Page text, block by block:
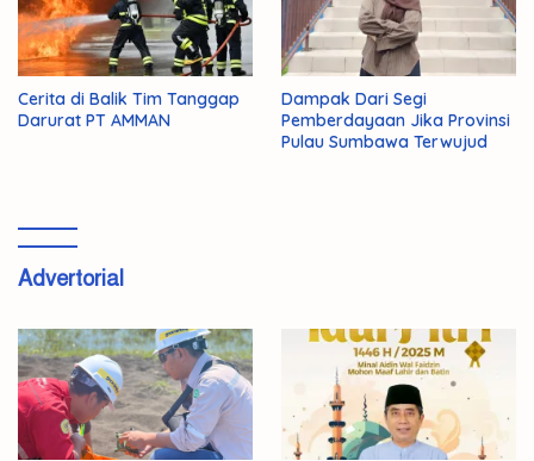
Cerita di Balik Tim Tanggap
Darurat PT AMMAN
Dampak Dari Segi
Pemberdayaan Jika Provinsi
Pulau Sumbawa Terwujud
Advertorial